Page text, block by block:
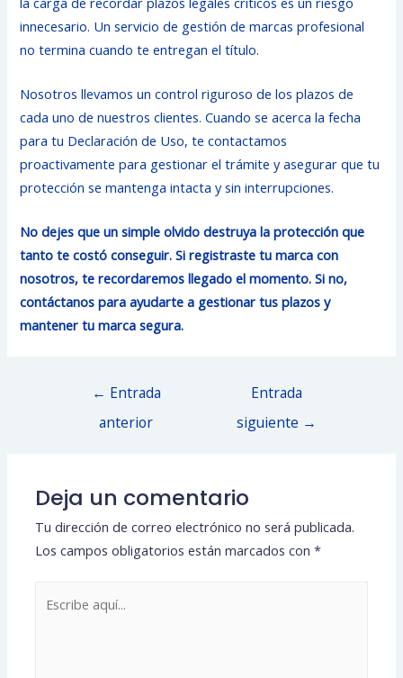
innecesario. Un servicio de gestión de marcas profesional
no termina cuando te entregan el título.
Nosotros llevamos un control riguroso de los plazos de
cada uno de nuestros clientes. Cuando se acerca la fecha
para tu Declaración de Uso, te contactamos
proactivamente para gestionar el trámite y asegurar que tu
protección se mantenga intacta y sin interrupciones.
No dejes que un simple olvido destruya la protección que
tanto te costó conseguir. Si registraste tu marca con
nosotros, te recordaremos llegado el momento. Si no,
contáctanos para ayudarte a gestionar tus plazos y
mantener tu marca segura.
Navegación
← Entrada
anterior
Entrada
siguiente →
Deja un comentario
Tu dirección de correo electrónico no será publicada.
Los campos obligatorios están marcados con*